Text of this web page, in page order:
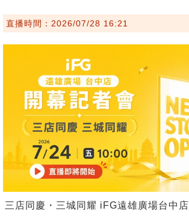
直播時間：2026/07/28 16:21
三店同慶・三城同耀 iFG遠雄廣場台中店